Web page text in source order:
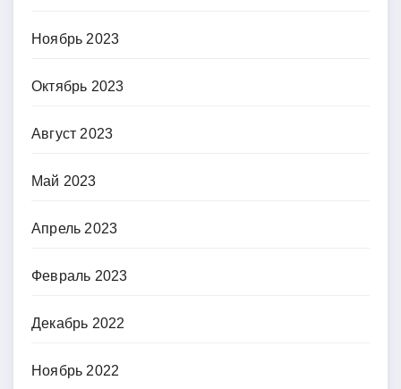
Ноябрь 2023
Октябрь 2023
Август 2023
Май 2023
Апрель 2023
Февраль 2023
Декабрь 2022
Ноябрь 2022